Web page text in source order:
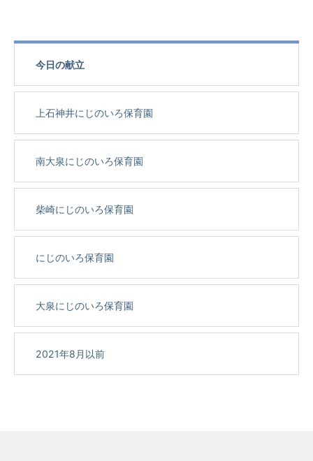
今日の献立
上石神井にじのいろ保育園
南大泉にじのいろ保育園
柴崎にじのいろ保育園
にじのいろ保育園
大泉にじのいろ保育園
2021年8月以前